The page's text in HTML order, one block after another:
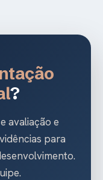
?
avaliação e
para